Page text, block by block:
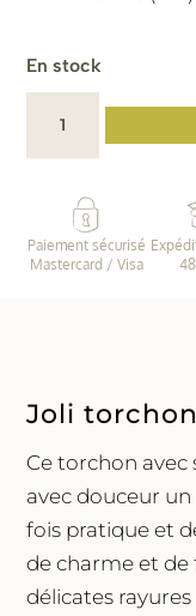
En stock
Torchon
artisan
Sand
Paiement sécurisé
Mastercard / Visa
Joli
Ce torchon
avec douceur
fois pratique et
de charme et de
délicates